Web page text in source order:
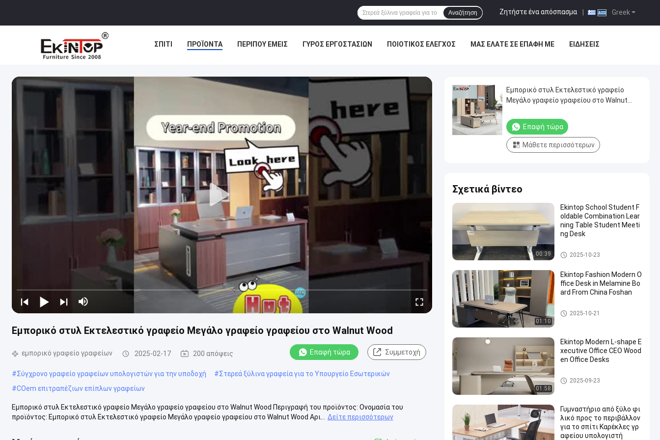
Greek
Ζητήστε ένα απόσπασμα
Αναζήτηση
ΣΠΊΤΙ ΠΡΟΪΌΝΤΑ ΠΕΡΊΠΟΥ ΕΜΕΊΣ ΓΎΡΟΣ ΕΡΓΟΣΤΑΣΊΩΝ ΠΟΙΟΤΙΚΌΣ ΈΛΕΓΧΟΣ ΜΑΣ ΕΛΆΤΕ ΣΕ ΕΠΑΦΉ ΜΕ ΕΙΔΉΣΕΙΣ
Εμπορικό στυλ Εκτελεστικό γραφείο Μεγάλο γραφείο γραφείου στο Walnut Wood
εμπορικό γραφείο γραφείων 2025-02-17 200 απόψεις Επαφή τώρα Συμμετοχή
#Σύγχρονο γραφείο γραφείων υπολογιστών για την υποδοχή #Στερεά ξύλινα γραφεία για το Υπουργείο Εσωτερικών
#COem επιτραπέζιων επίπλων γραφείων
Εμπορικό στυλ Εκτελεστικό γραφείο Μεγάλο γραφείο γραφείου στο Walnut Wood Περιγραφή του προϊόντος: Ονομασία του
προϊόντος: Εμπορικό στυλ Εκτελεστικό γραφείο Μεγάλο γραφείο γραφείου στο Walnut Wood Αρι...
Δείτε περισσότερων
Εμπορικό στυλ Εκτελεστικό γραφείο
Μεγάλο γραφείο γραφείου στο Walnut
Επαφή τώρα
Μάθετε περισσότερων
Σχετικά βίντεο
00:39
Ekintop School Student F
oldable Combination Lear
ning Table Student Meeti
ng Desk
εμπορικό γραφείο γραφείων
2025-10-23
01:10
Ekintop Fashion Modern O
ffice Desk in Melamine Bo
ard From China Foshan
εμπορικό γραφείο γραφείων
2025-10-21
01:58
Ekintop Modern L-shape E
xecutive Office CEO Wood
en Office Desks
εμπορικό γραφείο γραφείων
2025-09-23
Γυμναστήριο από ξύλο φι
λικό προς το περιβάλλον
για το σπίτι Καρέκλες γρ
αφείου υπολογιστή